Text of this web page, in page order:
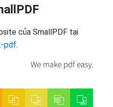
của SmallPDF tại
pdf.